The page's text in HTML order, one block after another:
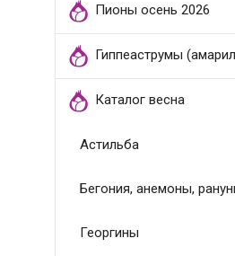
Пионы осень 2026
Гиппеаструмы
Каталог весна
Астильба
Бегония, анемоны,
Георгины